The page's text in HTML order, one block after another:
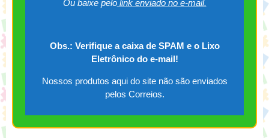
Ou baixe pelolink enviado no e-mail.
Obs.: Verifique a caixa de SPAM e o Lixo
Eletrônico do e-mail!
Nossos produtos aqui do site não são enviados
pelos Correios.